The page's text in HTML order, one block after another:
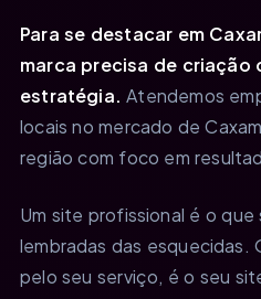
Para se destacar em
marca precisa de
estratégia. Atendemos
locais no mercado de
região com foco em
Um site profissional é o que
lembradas das esquecidas.
pelo seu serviço, é o seu